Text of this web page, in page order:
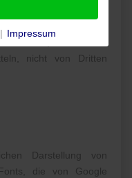
ist, können die
nicht von Dritten
Darstellung von
die von Google
| Impressum